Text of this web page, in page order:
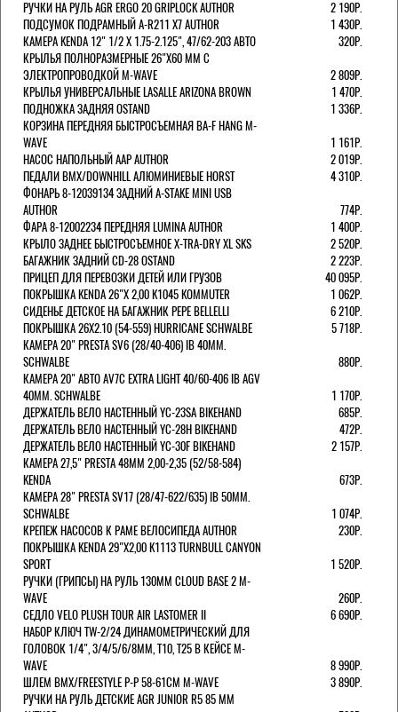
РУЧКИ НА РУЛЬ AGR ERGO 20 GRIPLOCK AUTHOR
2 190Р.
ПОДСУМОК ПОДРАМНЫЙ A-R211 X7 AUTHOR
1 430Р.
КАМЕРА KENDA 12" 1/2 Х 1.75-2.125", 47/62-203 АВТО
320Р.
КРЫЛЬЯ ПОЛНОРАЗМЕРНЫЕ 26"Х60 ММ С
ЭЛЕКТРОПРОВОДКОЙ M-WAVE
2 809Р.
КРЫЛЬЯ УНИВЕРСАЛЬНЫЕ LASALLE ARIZONA BROWN
1 470Р.
ПОДНОЖКА ЗАДНЯЯ OSTAND
1 336Р.
КОРЗИНА ПЕРЕДНЯЯ БЫСТРОСЪЕМНАЯ BA-F HANG M-
WAVE
1 161Р.
НАСОС НАПОЛЬНЫЙ AAP AUTHOR
2 019Р.
ПЕДАЛИ BMX/DOWNHILL АЛЮМИНИЕВЫЕ HORST
4 310Р.
ФОНАРЬ 8-12039134 ЗАДНИЙ A-STAKE MINI USB
AUTHOR
774Р.
ФАРА 8-12002234 ПЕРЕДНЯЯ LUMINA AUTHOR
1 400Р.
КРЫЛО ЗАДНЕЕ БЫСТРОСЪЕМНОЕ X-TRA-DRY XL SKS
2 520Р.
БАГАЖНИК ЗАДНИЙ CD-28 OSTAND
2 223Р.
ПРИЦЕП ДЛЯ ПЕРЕВОЗКИ ДЕТЕЙ ИЛИ ГРУЗОВ
40 095Р.
ПОКРЫШКА KENDA 26"Х 2,00 K1045 KOMMUTER
1 062Р.
СИДЕНЬЕ ДЕТСКОЕ НА БАГАЖНИК PEPE BELLELLI
6 210Р.
ПОКРЫШКА 26X2.10 (54-559) HURRICANE SCHWALBE
5 718Р.
КАМЕРА 20" PRESTA SV6 (28/40-406) IB 40MM.
SCHWALBE
880Р.
КАМЕРА 20" АВТО AV7C EXTRA LIGHT 40/60-406 IB AGV
40MM. SCHWALBE
1 170Р.
ДЕРЖАТЕЛЬ ВЕЛО НАСТЕННЫЙ YC-23SA BIKEHAND
685Р.
ДЕРЖАТЕЛЬ ВЕЛО НАСТЕННЫЙ YC-28H BIKEHAND
472Р.
ДЕРЖАТЕЛЬ ВЕЛО НАСТЕННЫЙ YC-30F BIKEHAND
2 157Р.
КАМЕРА 27,5" PRESTA 48ММ 2,00-2,35 (52/58-584)
KENDA
673Р.
КАМЕРА 28" PRESTA SV17 (28/47-622/635) IB 50MM.
SCHWALBE
1 074Р.
КРЕПЕЖ НАСОСОВ К РАМЕ ВЕЛОСИПЕДА AUTHOR
230Р.
ПОКРЫШКА KENDA 29"Х2,00 K1113 TURNBULL CANYON
SPORT
1 520Р.
РУЧКИ (ГРИПСЫ) НА РУЛЬ 130ММ CLOUD BASE 2 M-
WAVE
260Р.
СЕДЛО VELO PLUSH TOUR AIR LASTOMER II
6 690Р.
НАБОР КЛЮЧ TW-2/24 ДИНАМОМЕТРИЧЕСКИЙ ДЛЯ
ГОЛОВОК 1/4", 3/4/5/6/8ММ, T10, T25 В КЕЙСЕ M-
WAVE
8 990Р.
ШЛЕМ ВМХ/FREESTYLE Р-Р 58-61СМ M-WAVE
3 890Р.
РУЧКИ НА РУЛЬ ДЕТСКИЕ AGR JUNIOR R5 85 ММ